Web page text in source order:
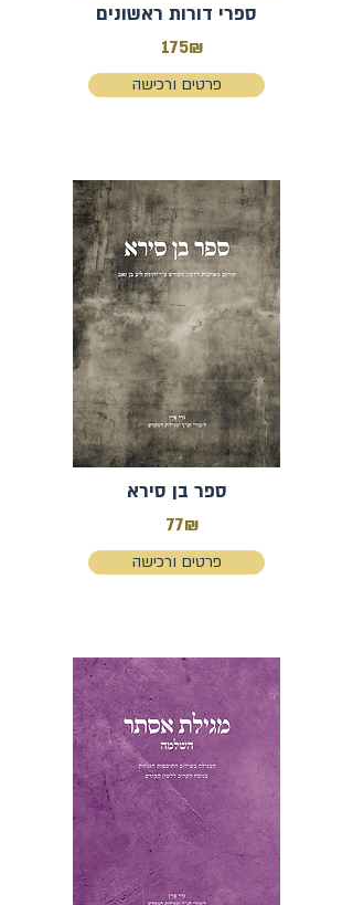
ספרי דורות ראשונים
175₪
פרטים ורכישה
ספר בן סירא
77₪
פרטים ורכישה